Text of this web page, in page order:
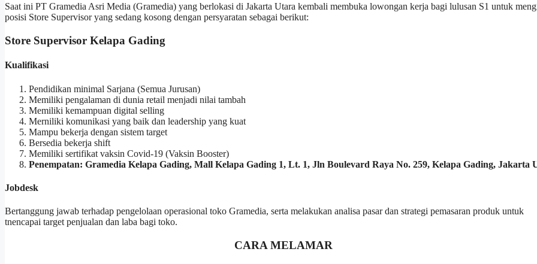
Saat ini PT Gramedia Asri Media (Gramedia) yang berlokasi di Jakarta Utara kembali membuka lowongan kerja bagi lulusan S1 untuk
posisi Store Supervisor yang sedang kosong dengan persyaratan sebagai berikut:
Store Supervisor Kelapa Gading
Kualifikasi
Pendidikan minimal Sarjana (Semua Jurusan)
Memiliki pengalaman di dunia retail menjadi nilai tambah
Memiliki kemampuan digital selling
Merniliki komunikasi yang baik dan leadership yang kuat
Mampu bekerja dengan sistem target
Bersedia bekerja shift
Memiliki sertifikat vaksin Covid-19 (Vaksin Booster)
Penempatan: Gramedia Kelapa Gading, Mall Kelapa Gading 1, Lt. 1, Jln Boulevard Raya No. 259, Kelapa Gading, Jakarta
Jobdesk
Bertanggung jawab terhadap pengelolaan operasional toko Gramedia, serta melakukan analisa pasar dan strategi pemasaran produk untuk
tnencapai target penjualan dan laba bagi toko.
CARA MELAMAR